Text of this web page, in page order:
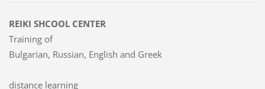
REIKI SHCOOL CENTER
Training of
Bulgarian, Russian, English and Greek
distance learning